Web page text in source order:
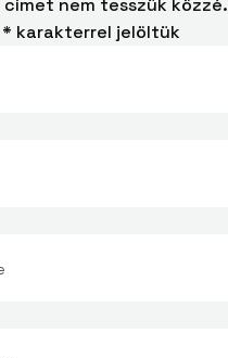
címet nem tesszük közzé.
* karakterrel jelöltük